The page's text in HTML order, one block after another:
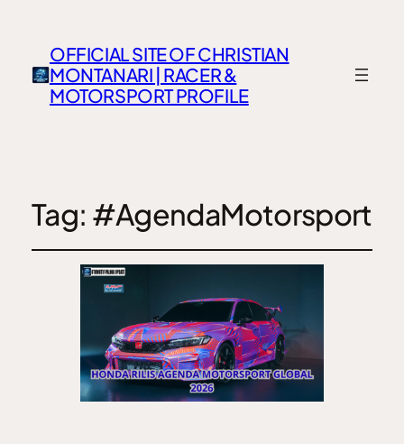
OFFICIAL SITE OF CHRISTIAN
MONTANARI | RACER &
MOTORSPORT PROFILE
Tag: #AgendaMotorsport